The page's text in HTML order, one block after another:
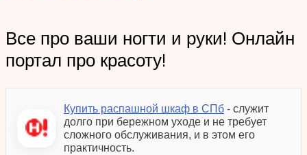
Все про ваши ногти и руки! Онлайн
портал про красоту!
Купить распашной шкаф в СПб - служит
долго при бережном уходе и не требует
сложного обслуживания, и в этом его
практичность.